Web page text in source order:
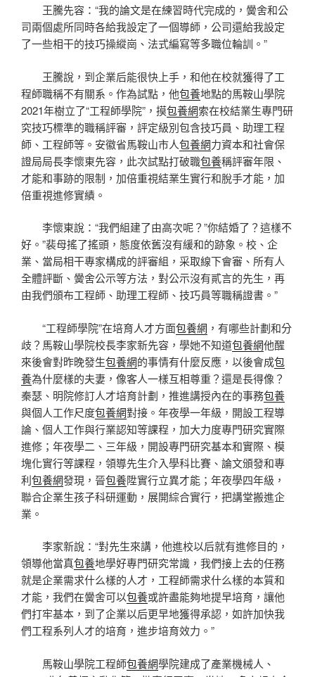
王騰先容：“我的論文是在練習時代完成的，黌舍和公
司兩個處所同時各給我設定了一個導師，公司還給我設定
了一些相干的技巧操縱崗、法式編寫等多職位輪訓。”
王騰說，到企業后能很快上手，和他在校就獲得了工
程師職稱不有關系。作為試點，他包養地點的馬鞍山學院
2021年樹立了“工程師學院”，摸包養網索在校結業生專門研
究技巧標準的職稱評審，評定級別包含技巧員、助理工程
師、工程師等。安徽省馬鞍山市人包養網力資本和社會保
證局局長李懷東先容，此次試點打破職包養稱評審年限、
才能和事跡的限制，加倍重視結業生實行和脫手才能，加
倍重視進修實績。
李懷東說：“我們組建了由高次呢？”你結婚了？這樣不
好。”裴母搖了搖頭，態度依舊沒有緩和的跡象。校、企
業、當局相干專家構成的評審組，采取線下會審、所有人
全體評斷、黌舍公示等方法，對公示沒有貳言的先生，再
由我們頒布工程師、助理工程師、技巧員等職稱證書。”
“工程師學院”在培育人才方面包養網 ，有哪些計劃和分
歧？馬鞍山學院校長李家新先容，學她不知道包養網他醒
來後會對昨晚發生包養網的事情有什麼反應，以後會成包
養為什麼樣的夫妻，像客人一樣互相尊重？還是長得像？
秦瑟、明院修訂人才培育計劃，推進講授內在的事務包養
與個人工作尺度包養網對接。年夜學一年級，開設工程導
論、個人工作與行業認知等課程，加大力度專門研究實際
進修；年夜學二、三年級，開設專門研究基本和實際、模
塊化實行等課程，領導先生介入學科比賽、論文頒發和專
利包養網發現，晉包養陞實行立異才能；年夜學四年級，
聯合企業生孩子科研運動，展開綜合實行，把講堂搬進企
業。
李家新說：“對先生來講，他進校以后就有進修目的，
領導他當真包養地學好專門研究常識，我們接上去的任務
就是企業需求什么樣的人才，工程師需求什么樣的本質和
才能，我們在黌舍可以包養或許盡能夠地提早培育，讓他
們打牢基本，到了企業以后更早地獲得承認，如許加快我
們工程系列人才的培育，進步培育效力。”
馬鞍山學院工程師包養網學院建成了產業機械人、